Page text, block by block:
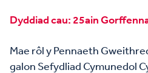
Dyddiad cau: 25ain
Mae rôl y Pennaeth
galon Sefydliad Cymunedol